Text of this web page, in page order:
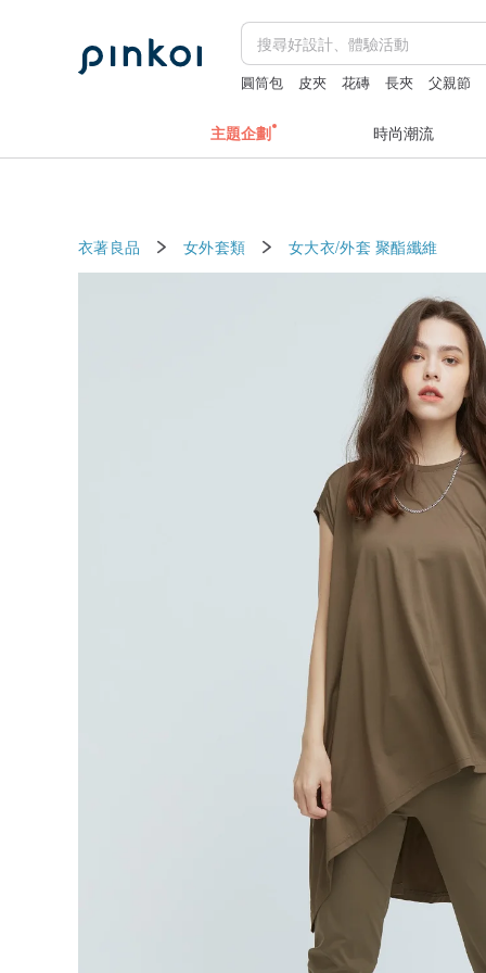
圓筒包 皮夾 花磚 長夾 父親節
主題企劃 時尚潮流
衣著良品 女外套類 女大衣/外套 聚酯纖維